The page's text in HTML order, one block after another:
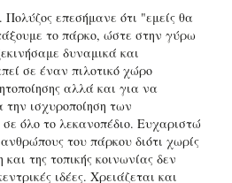
επεσήμανε ότι "εμείς θα
το πάρκο, ώστε στην γύρω
δυναμικά και
σε έναν πιλοτικό χώρο
αλλά και για να
ισχυροποίηση των
όλο το λεκανοπέδιο. Ευχαριστώ
του πάρκου διότι χωρίς
της τοπικής κοινωνίας δεν
ιδέες. Χρειάζεται και